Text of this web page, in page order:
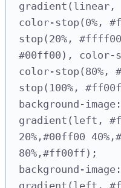
gradient(linear ,
color-stop(0% , #
stop(20% , #ffff00
#00ff00 ), color-
color-stop(80% ,
stop(100% , #
background-
gradient(left , #
20% ,#00ff00 40% ,
80% ,#ff00ff );
background-
gradient(left , #